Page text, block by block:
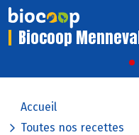
Biocoop
Accueil
Toutes nos recettes